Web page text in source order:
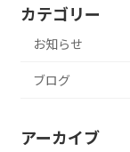
カテゴリー
お知らせ
ブログ
アーカイブ